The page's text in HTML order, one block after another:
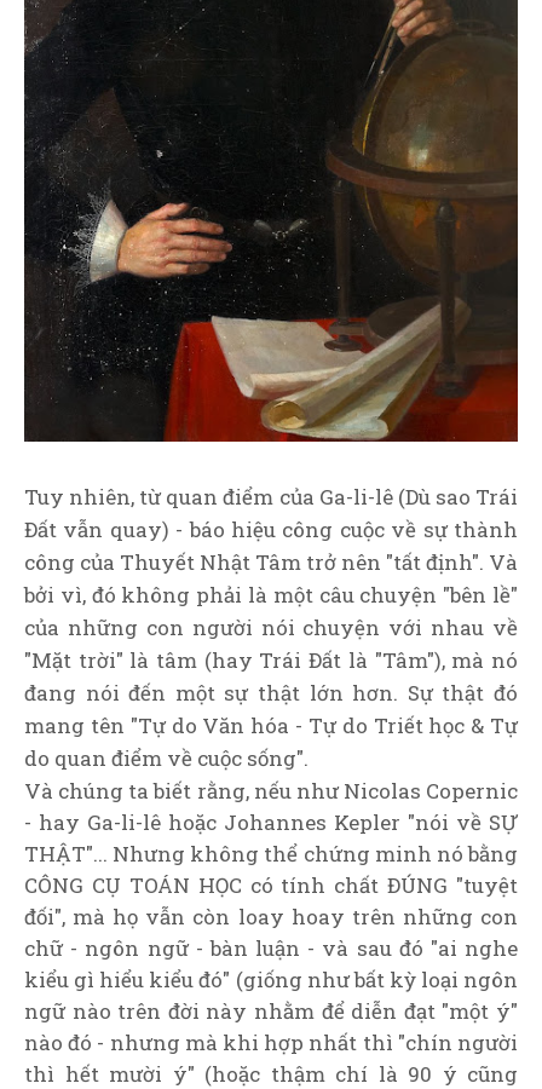
Tuy nhiên, từ quan điểm của Ga-li-lê (Dù sao Trái
Đất vẫn quay) - báo hiệu công cuộc về sự thành
công của Thuyết Nhật Tâm trở nên "tất định". Và
bởi vì, đó không phải là một câu chuyện "bên lề"
của những con người nói chuyện với nhau về
"Mặt trời" là tâm (hay Trái Đất là "Tâm"), mà nó
đang nói đến một sự thật lớn hơn. Sự thật đó
mang tên "Tự do Văn hóa - Tự do Triết học & Tự
do quan điểm về cuộc sống".
Và chúng ta biết rằng, nếu như Nicolas Copernic
- hay Ga-li-lê hoặc Johannes Kepler "nói về SỰ
THẬT"... Nhưng không thể chứng minh nó bằng
CÔNG CỤ TOÁN HỌC có tính chất ĐÚNG "tuyệt
đối", mà họ vẫn còn loay hoay trên những con
chữ - ngôn ngữ - bàn luận - và sau đó "ai nghe
kiểu gì hiểu kiểu đó" (giống như bất kỳ loại ngôn
ngữ nào trên đời này nhằm để diễn đạt "một ý"
nào đó - nhưng mà khi hợp nhất thì "chín người
thì hết mười ý" (hoặc thậm chí là 90 ý cũng